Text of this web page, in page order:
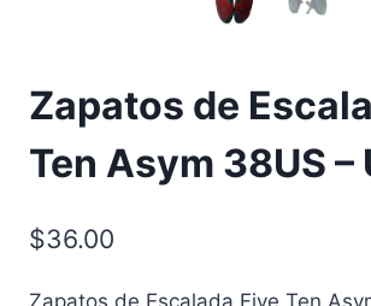
Zapatos de
Ten Asym 38US –
$36.00
Zapatos de Escalada Five Ten